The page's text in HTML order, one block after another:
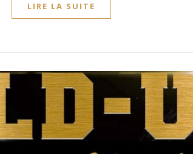
LIRE LA SUITE